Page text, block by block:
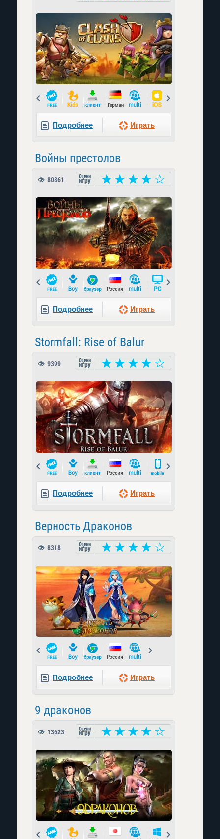
Prev
Подробнее Играть
Войны престолов
80861
Prev
Подробнее Играть
Stormfall: Rise of Balur
9399
Prev
Подробнее Играть
Верность Драконов
8318
Prev
Подробнее Играть
9 драконов
13623
Prev